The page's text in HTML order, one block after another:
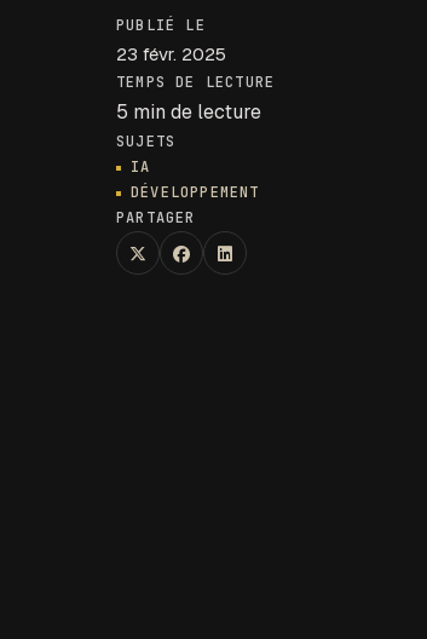
PUBLIÉ LE
23 févr. 2025
TEMPS DE LECTURE
5 min de lecture
SUJETS
IA
DÉVELOPPEMENT
PARTAGER
Share:
X (Twitter)
Facebook
LinkedIn